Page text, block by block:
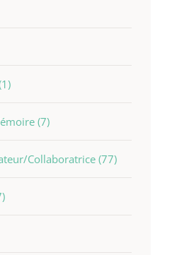
(7)
Collaboratrice (77)